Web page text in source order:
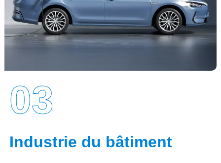
03
Industrie du bâtiment